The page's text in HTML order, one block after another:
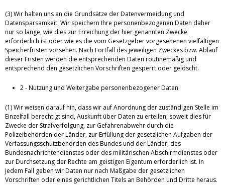
(3) Wir halten uns an die Grundsätze der Datenvermeidung und
Datensparsamkeit. Wir speichern Ihre personenbezogenen Daten daher
nur so lange, wie dies zur Erreichung der hier genannten Zwecke
erforderlich ist oder wie es die vom Gesetzgeber vorgesehenen vielfältigen
Speicherfristen vorsehen. Nach Fortfall des jeweiligen Zweckes bzw. Ablauf
dieser Fristen werden die entsprechenden Daten routinemäßig und
entsprechend den gesetzlichen Vorschriften gesperrt oder gelöscht.
2 - Nutzung und Weitergabe personenbezogener Daten
(1) Wir weisen darauf hin, dass wir auf Anordnung der zuständigen Stelle im
Einzelfall berechtigt sind, Auskunft über Daten zu erteilen, soweit dies für
Zwecke der Strafverfolgung, zur Gefahrenabwehr durch die
Polizeibehörden der Länder, zur Erfüllung der gesetzlichen Aufgaben der
Verfassungsschutzbehörden des Bundes und der Länder, des
Bundesnachrichtendienstes oder des militärischen Abschirmdienstes oder
zur Durchsetzung der Rechte am geistigen Eigentum erforderlich ist. In
jedem Fall geben wir Daten nur nach Maßgabe der gesetzlichen
Vorschriften oder eines gerichtlichen Titels an Behörden und Dritte heraus.